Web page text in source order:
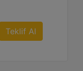
Teklif Al